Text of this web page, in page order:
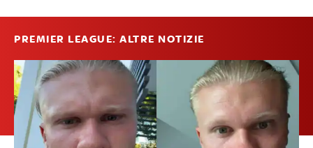
PREMIER LEAGUE: ALTRE NOTIZIE